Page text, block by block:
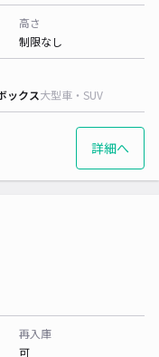
高さ
制限なし
ックス大型車・SUV
詳細へ
再入庫
可